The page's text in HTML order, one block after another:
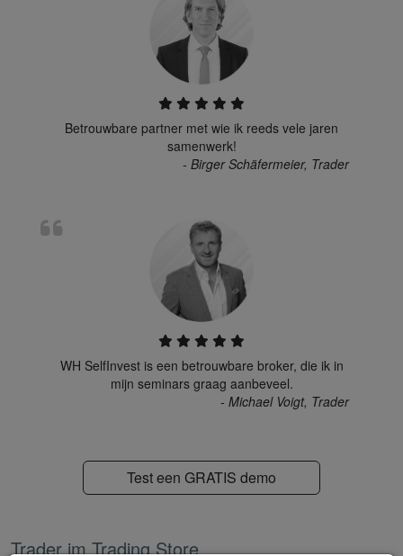
Betrouwbare partner met wie ik reeds vele jaren
samenwerk!
- Birger Schäfermeier, Trader
WH SelfInvest is een betrouwbare broker, die ik in
mijn seminars graag aanbeveel.
- Michael Voigt, Trader
Test een GRATIS demo
Trader im Trading Store